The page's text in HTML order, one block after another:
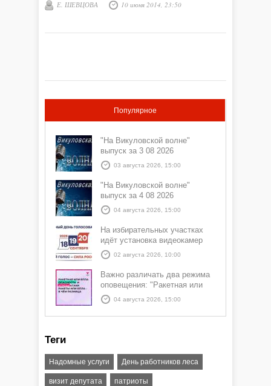
Е. ШЕВЦОВА 10 июня 2014, 23:50
Популярное
"На Викуловской волне"
выпуск за 3 08 2026
03 августа 2026, 15:00
"На Викуловской волне"
выпуск за 4 08 2026
04 августа 2026, 15:00
На избирательных участках
идёт установка видеокамер
02 августа 2026, 10:00
Важно различать два режима
оповещения: "Ракетная или
БПЛА опасность" и "Угроза
атаки ракеты или БПЛА"
04 августа 2026, 15:00
Теги
Надомные услуги День работников леса
визит депутата патриоты